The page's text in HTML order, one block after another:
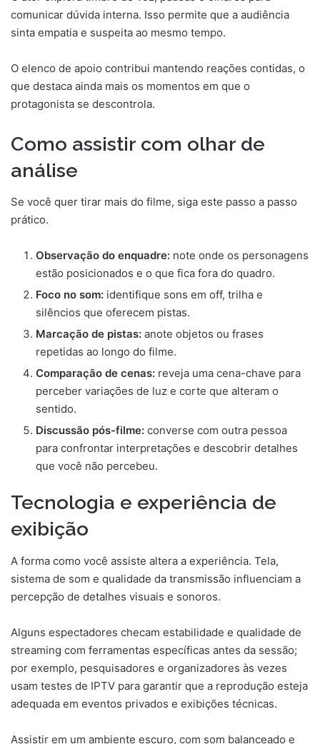
comunicar dúvida interna. Isso permite que a audiência
sinta empatia e suspeita ao mesmo tempo.
O elenco de apoio contribui mantendo reações contidas, o
que destaca ainda mais os momentos em que o
protagonista se descontrola.
Como assistir com olhar de
análise
Se você quer tirar mais do filme, siga este passo a passo
prático.
Observação do enquadre: note onde os personagens
estão posicionados e o que fica fora do quadro.
Foco no som: identifique sons em off, trilha e
silêncios que oferecem pistas.
Marcação de pistas: anote objetos ou frases
repetidas ao longo do filme.
Comparação de cenas: reveja uma cena-chave para
perceber variações de luz e corte que alteram o
sentido.
Discussão pós-filme: converse com outra pessoa
para confrontar interpretações e descobrir detalhes
que você não percebeu.
Tecnologia e experiência de
exibição
A forma como você assiste altera a experiência. Tela,
sistema de som e qualidade da transmissão influenciam a
percepção de detalhes visuais e sonoros.
Alguns espectadores checam estabilidade e qualidade de
streaming com ferramentas específicas antes da sessão;
por exemplo, pesquisadores e organizadores às vezes
usam testes de IPTV para garantir que a reprodução esteja
adequada em eventos privados e exibições técnicas.
Assistir em um ambiente escuro, com som balanceado e